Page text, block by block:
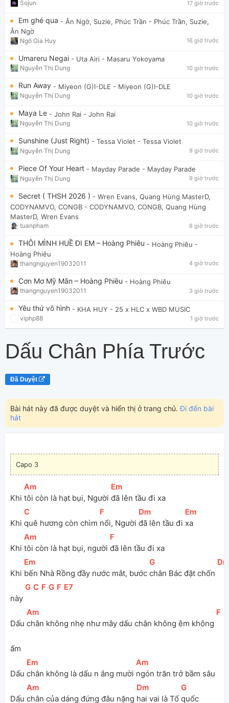
Sojun 17 giờ trước
Em ghé qua - Ân Ngờ, Suzie, Phúc Trần - Phúc Trần, Suzie,
Ân Ngờ
Ngô Gia Huy 16 giờ trước
Umareru Negai - Uta Airi - Masaru Yokoyama
Nguyễn Thị Dung 10 giờ trước
Run Away - Miyeon (G)I-DLE - Miyeon (G)I-DLE
Nguyễn Thị Dung 10 giờ trước
Maya Le - John Rai - John Rai
Nguyễn Thị Dung 10 giờ trước
Sunshine (Just Right) - Tessa Violet - Tessa Violet
Nguyễn Thị Dung 9 giờ trước
Piece Of Your Heart - Mayday Parade - Mayday Parade
Nguyễn Thị Dung 9 giờ trước
Secret ( THSH 2026 ) - Wren Evans, Quang Hùng MasterD,
CODYNAMVO, CONGB - CODYNAMVO, CONGB, Quang Hùng
MasterD, Wren Evans
tuanpham 6 giờ trước
THÔI MÌNH HUỀ ĐI EM – Hoàng Phiêu - Hoàng Phiêu -
Hoàng Phiêu
thangnguyen19032011 4 giờ trước
Cơn Mơ Mỹ Mãn – Hoàng Phiêu - Hoàng Phiêu
thangnguyen19032011 3 giờ trước
Yêu thứ vô hình - KHA HUY - 25 x HLC x WBD MUSIC
viphp88 1 giờ trước
Dấu Chân Phía Trước
Đã Duyệt
Bài hát này đã được duyệt và hiển thị ở trang chủ.Đi đến bài
hát
Capo 3
Khi
[
Am
tôi còn là hạt bụi, Người
[Em
đã lên tầu đi xa
Khi
[
C
quê hương còn chìm
[F
nổi, Người
[Dm
đã lên tầu đi
[Em
xa
Khi
[
Am
tôi còn là hạt bụi, người
[F
đã lên tầu đi xa
Khi
[Em
bến Nhà Rồng đầy nước mắt, bước
[
G
chân Bác đặt chốn
[Dm
này
[
G ]
[
C ][F ]
[
G ][F ][E7
Dấu
[
Am
chân không nhẹ như mây dấu chân không êm không
[F
ấm
Dấu
[Em
chân không là dấu n ắng mười
[
Am
ngón trăn trở bầm sâu
Dấu
[
Am
chân của dáng đứng đâu nặng
[Dm
hai vai là Tổ
[
G
quốc